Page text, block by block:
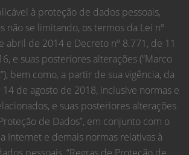
à proteção de dados pessoais,
não se limitando, os termos da Lei nº
abril de 2014 e Decreto nº 8.771, de 11
e suas posteriores alterações (“Marco
bem como, a partir de sua vigência, da
14 de agosto de 2018, inclusive normas e
e suas posteriores alterações
de Dados”, em conjunto com o
Internet e demais normas relativas à
pessoais, “Regras de Proteção de